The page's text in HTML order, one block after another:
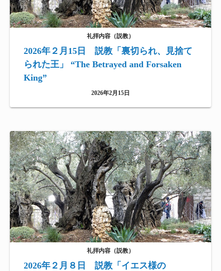
礼拝内容（説教）
2026年２月15日 説教「裏切られ、見捨て
られた王」 “The Betrayed and Forsaken
King”
2026年2月15日
礼拝内容（説教）
2026年２月８日 説教「イエス様の